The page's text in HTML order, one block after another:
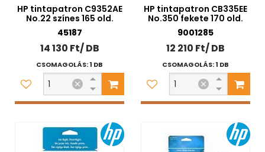
HP tintapatron C9352AE
No.22 színes 165 old.
45187
14 130 Ft/ DB
CSOMAGOLÁS: 1 DB
HP tintapatron CB335EE
No.350 fekete 170 old.
9001285
12 210 Ft/ DB
CSOMAGOLÁS: 1 DB